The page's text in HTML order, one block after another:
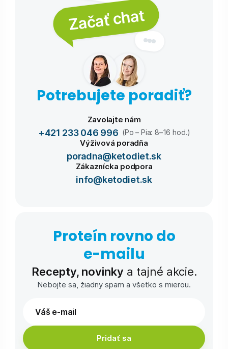
Začať chat
Potrebujete poradiť?
Zavolajte nám
+421 233 046 996 (Po – Pia: 8–16 hod.)
Výživová poradňa
poradna@ketodiet.sk
Zákaznícka podpora
info@ketodiet.sk
Proteín rovno do
e-⁠mailu
Recepty, novinky a tajné akcie.
Nebojte sa, žiadny spam a všetko s mierou.
Pridať sa